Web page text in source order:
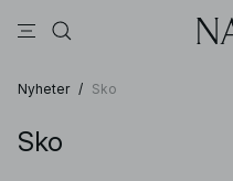
Nyheter / Sko
Sko